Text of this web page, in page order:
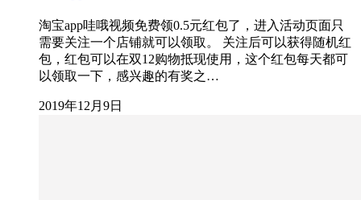
淘宝app哇哦视频免费领0.5元红包了，进入活动页面只
需要关注一个店铺就可以领取。 关注后可以获得随机红
包，红包可以在双12购物抵现使用，这个红包每天都可
以领取一下，感兴趣的有奖之…
2019年12月9日